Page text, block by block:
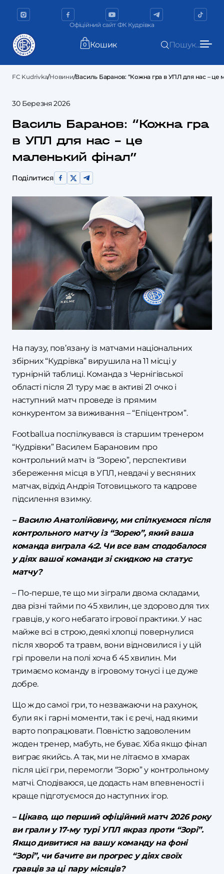
Офіційний сайт ФК Кудрівка
0 Кошик Пошук...
FC Kudrivka/Новини/Василь Баранов: “Кожна гра в УПЛ для нас – це
30 Березня 2026
Василь Баранов: “Кожна гра
в УПЛ для нас – це
маленький фінал”
Поділитися
На паузу, пов’язану із матчами національних
збірних “Кудрівка” вирушила на 11 місці у
турнірній таблиці. Команда з Чернігівської
області після 21 туру має в активі 21 очко і
наступний матч проведе із прямим
конкурентом за виживання – “Епіцентром”.
Football.ua поспілкувався із старшим тренером
“Кудрівки” Василем Барановим про
контрольний матч із “Зорею”, перспективи
збереження місця в УПЛ, невдачі у весняних
матчах, відхід Андрія Тотовицького та кадрове
підсилення взимку.
– Василю Анатолійовичу, ми спілкуємося після
контрольного матчу із “Зорею”, який ваша
команда виграла 4:2. Чи все вам сподобалося
у діях вашої команди зі скидкою на статус
матчу?
– По-перше, те що ми зіграли двома складами,
два різні тайми по 45 хвилин, це здорово для тих
гравців, у кого небагато ігрової практики. У нас
майже всі в строю, деякі хлопці повернулися
після хвороб та травм, вони відновилися і у цій
грі провели на полі хоча б 45 хвилин. Ми
тримаємо команду в ігровому тонусі і це дуже
добре.
Що ж до самої гри, то незважаючи на рахунок,
були як і гарні моменти, так і є речі, над якими
варто попрацювати. Повністю задоволеним
жоден тренер, мабуть, не буває. Хіба якщо фінал
виграє якийсь. А так, ми не літаємо в хмарах
після цієї гри, перемогли “Зорю” у контрольному
матчі. Сподіваюся, це додасть нам впевненості і
краще підготуємося до наступних ігор.
– Цікаво, що перший офіційний матч 2026 року
ви грали у 17-му турі УПЛ якраз проти “Зорі”.
Якщо дивитися на вашу команду на фоні
“Зорі”, чи бачите ви прогрес у діях своїх
гравців за ці пару місяців?